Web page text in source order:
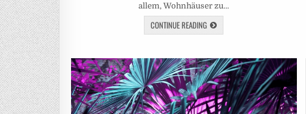
allem, Wohnhäuser zu…
CONTINUE READING